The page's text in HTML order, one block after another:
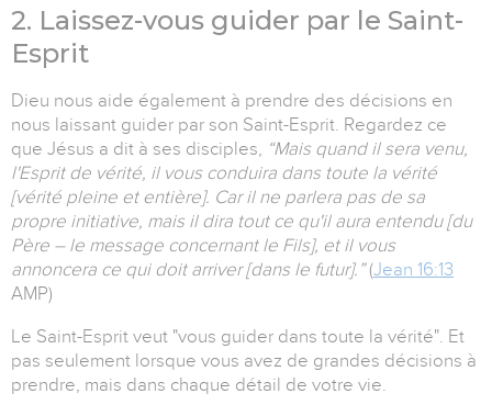
2. Laissez-vous guider par le Saint-
Esprit
Dieu nous aide également à prendre des décisions en
nous laissant guider par son Saint-Esprit. Regardez ce
que Jésus a dit à ses disciples, “Mais quand il sera venu,
l'Esprit de vérité, il vous conduira dans toute la vérité
[vérité pleine et entière]. Car il ne parlera pas de sa
propre initiative, mais il dira tout ce qu'il aura entendu [du
Père – le message concernant le Fils], et il vous
annoncera ce qui doit arriver [dans le futur].”(Jean 16:13
AMP)
Le Saint-Esprit veut "vous guider dans toute la vérité". Et
pas seulement lorsque vous avez de grandes décisions à
prendre, mais dans chaque détail de votre vie.